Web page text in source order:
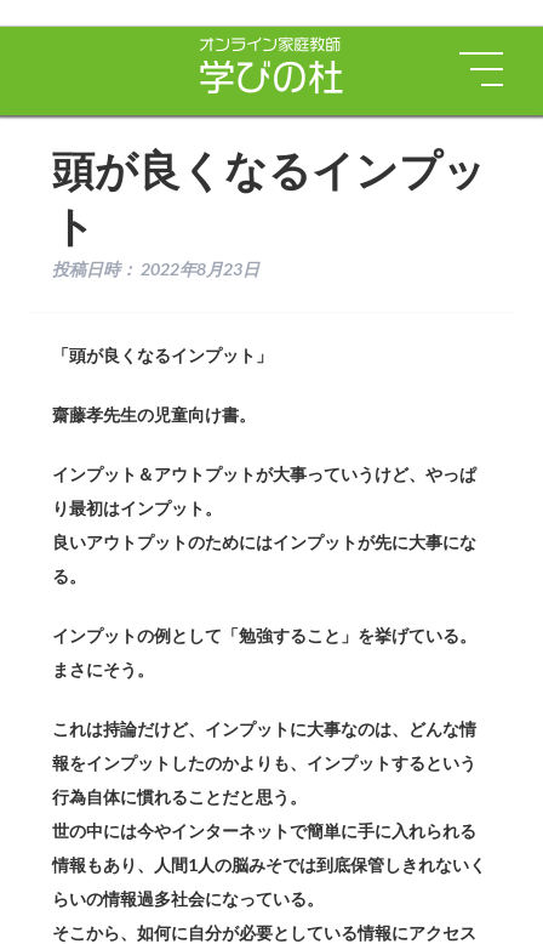
頭が良くなるインプッ
ト
投稿日時： 2022年8月23日
「頭が良くなるインプット」
齋藤孝先生の児童向け書。
インプット＆アウトプットが大事っていうけど、やっぱ
り最初はインプット。
良いアウトプットのためにはインプットが先に大事にな
る。
インプットの例として「勉強すること」を挙げている。
まさにそう。
これは持論だけど、インプットに大事なのは、どんな情
報をインプットしたのかよりも、インプットするという
行為自体に慣れることだと思う。
世の中には今やインターネットで簡単に手に入れられる
情報もあり、人間1人の脳みそでは到底保管しきれないく
らいの情報過多社会になっている。
そこから、如何に自分が必要としている情報にアクセス